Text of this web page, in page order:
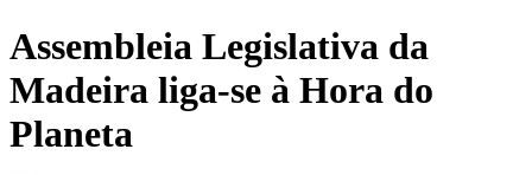
Assembleia Legislativa da
Madeira liga-se à Hora do
Planeta